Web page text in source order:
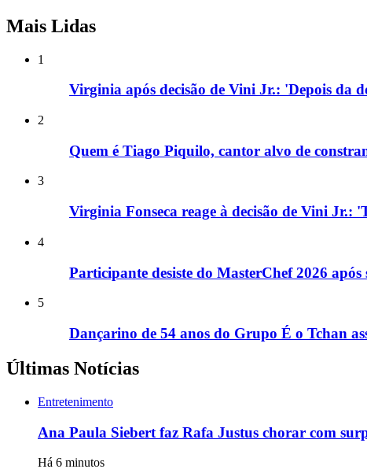
Mais Lidas
1
Virginia após decisão de Vini Jr.: 'Depois da
2
Quem é Tiago Piquilo, cantor alvo de
3
Virginia Fonseca reage à decisão de Vini Jr.:
4
Participante desiste do MasterChef 2026
5
Dançarino de 54 anos do Grupo É o Tchan
Últimas Notícias
Entretenimento
Ana Paula Siebert faz Rafa Justus chorar com
Há 6 minutos